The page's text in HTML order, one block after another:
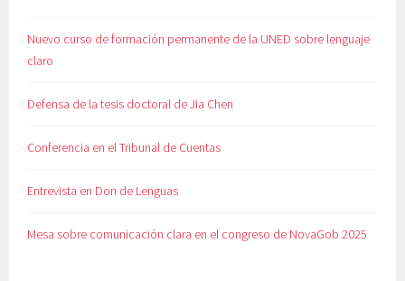
Nuevo curso de formación permanente de la UNED sobre lenguaje
claro
Defensa de la tesis doctoral de Jia Chen
Conferencia en el Tribunal de Cuentas
Entrevista en Don de Lenguas
Mesa sobre comunicación clara en el congreso de NovaGob 2025